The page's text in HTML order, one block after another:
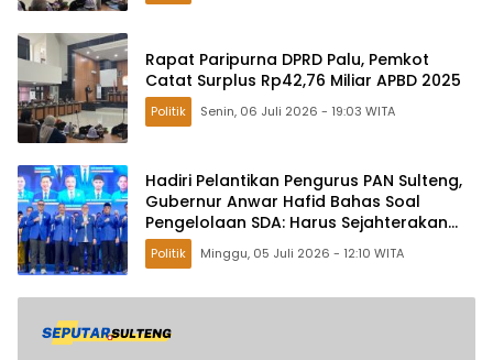
Rapat Paripurna DPRD Palu, Pemkot
Catat Surplus Rp42,76 Miliar APBD 2025
Politik Senin, 06 Juli 2026 - 19:03 WITA
Hadiri Pelantikan Pengurus PAN Sulteng,
Gubernur Anwar Hafid Bahas Soal
Pengelolaan SDA: Harus Sejahterakan
Masyarakat
Politik Minggu, 05 Juli 2026 - 12:10 WITA